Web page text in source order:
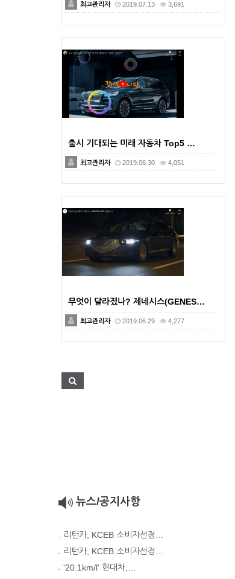
최고관리자 2019.07.13 3,691
출시 기대되는 미래 자동차 Top5 …
최고관리자 2019.06.30 4,051
무엇이 달라졌나? 제네시스(GENES…
최고관리자 2019.06.29 4,277
뉴스/공지사항
리턴카, KCEB 소비자선정…
리턴카, KCEB 소비자선정…
'20.1km/l' 현대차,…